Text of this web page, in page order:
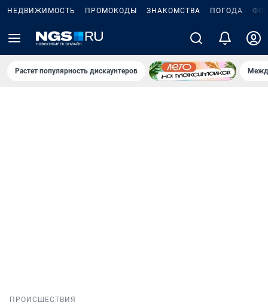
НЕДВИЖИМОСТЬ ПРОМОКОДЫ ЗНАКОМСТВА ПОГОДА
Растет популярность дискаунтеров
ПРОИСШЕСТВИЯ